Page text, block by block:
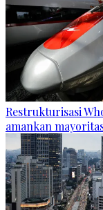
Restrukturisasi
amankan